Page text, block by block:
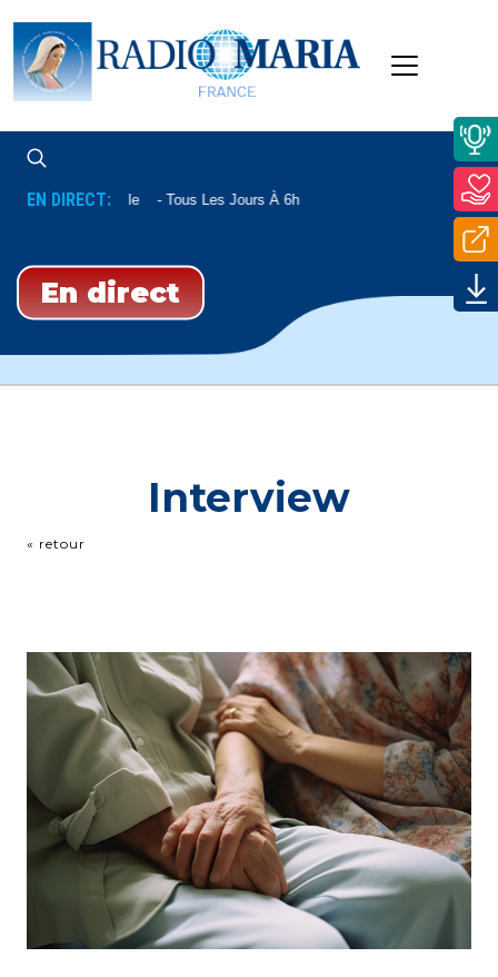
EN DIRECT:
Aube Nouvelle Tous Les Jours À 6h
En direct
Interview
« retour